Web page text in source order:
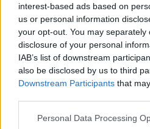
interest-based ads based on
us or personal information
your opt-out. You may
disclosure of your personal
IAB’s list of downstream
also be disclosed by us to third
Downstream Participants that
Please note that this website/app
Personal Data Processing
Marco alderotti
Tramy
1613
Inserito il02/07/2019 alle:
Buongiorno Marco, sono anch'io di